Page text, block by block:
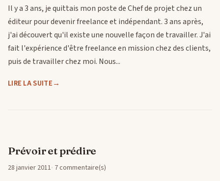
Il y a 3 ans, je quittais mon poste de Chef de projet chez un
éditeur pour devenir freelance et indépendant. 3 ans après,
j'ai découvert qu'il existe une nouvelle façon de travailler. J'ai
fait l'expérience d'être freelance en mission chez des clients,
puis de travailler chez moi. Nous...
LIRE LA SUITE
Prévoir et prédire
28 janvier 2011 7 commentaire(s)